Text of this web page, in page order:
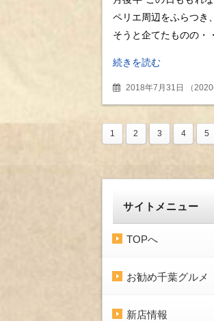
ペリエ周辺をふらつき
そうと企てたものの・
続きを読む
2018年7月31日 （
1 2 3 4 5
サイトメニュー
TOPへ
お勧め千葉グルメ
新店情報